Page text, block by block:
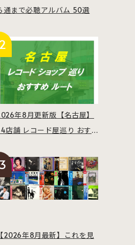
通まで必聴アルバム 50選
年8月更新版【名古屋】
店舗 レコード屋巡り おす
【2026年8月最新】これを見